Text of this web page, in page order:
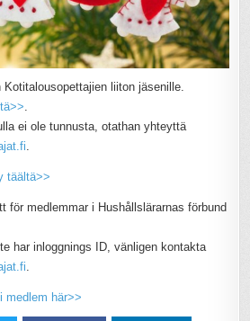
liiton jäsenille.
.
ei ole tunnusta, otathan yhteyttä
.
täältä>>
för medlemmar i Hushållslärarnas förbund
har inloggnings ID, vänligen kontakta
.
medlem här>>